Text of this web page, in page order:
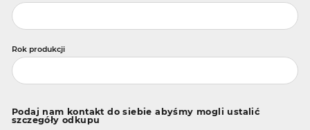
Rok produkcji
Podaj nam kontakt do siebie abyśmy mogli ustalić
szczegóły odkupu